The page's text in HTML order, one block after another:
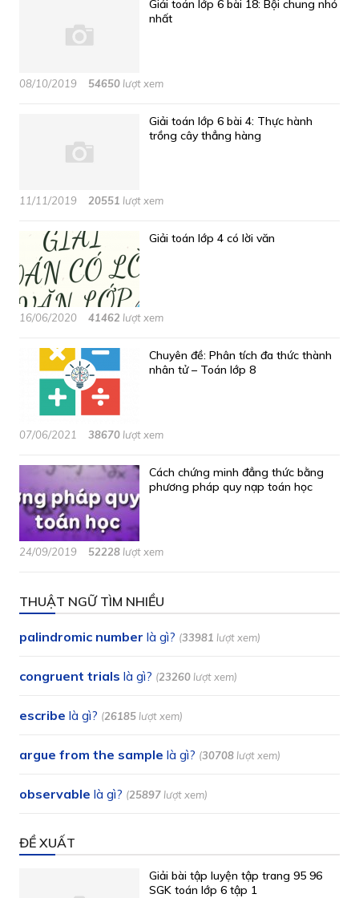
Giải toán lớp 6 bài 18: Bội chung nhỏ
nhất
08/10/2019 54650 lượt xem
Giải toán lớp 6 bài 4: Thực hành
trồng cây thẳng hàng
11/11/2019 20551 lượt xem
Giải toán lớp 4 có lời văn
16/06/2020 41462 lượt xem
Chuyên đề: Phân tích đa thức thành
nhân tử – Toán lớp 8
07/06/2021 38670 lượt xem
Cách chứng minh đẳng thức bằng
phương pháp quy nạp toán học
24/09/2019 52228 lượt xem
THUẬT NGỮ TÌM NHIỀU
palindromic number là gì? (33981 lượt xem)
congruent trials là gì? (23260 lượt xem)
escribe là gì? (26185 lượt xem)
argue from the sample là gì? (30708 lượt xem)
observable là gì? (25897 lượt xem)
ĐỀ XUẤT
Giải bài tập luyện tập trang 95 96
SGK toán lớp 6 tập 1